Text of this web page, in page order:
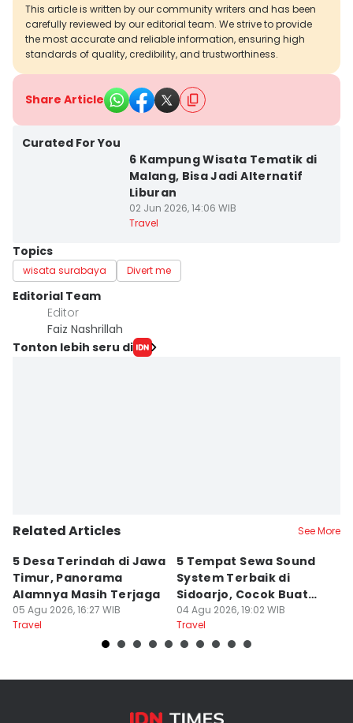
This article is written by our community writers and has been
carefully reviewed by our editorial team. We strive to provide
the most accurate and reliable information, ensuring high
standards of quality, credibility, and trustworthiness.
Share Article
Curated For You
6 Kampung Wisata Tematik di
Malang, Bisa Jadi Alternatif
Liburan
02 Jun 2026, 14:06 WIB
Travel
Topics
wisata surabaya Divert me
Editorial Team
Editor
Faiz Nashrillah
Tonton lebih seru di
Related Articles See More
5 Desa Terindah di Jawa
Timur, Panorama
Alamnya Masih Terjaga
05 Agu 2026, 16:27 WIB
Travel
5 Tempat Sewa Sound
System Terbaik di
Sidoarjo, Cocok Buat
Agustusan
04 Agu 2026, 19:02 WIB
Travel